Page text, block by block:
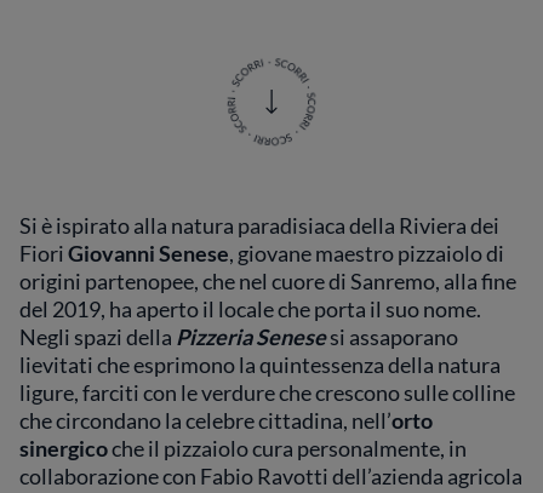
Si è ispirato alla natura paradisiaca della Riviera dei
FioriGiovanni Senese, giovane maestro pizzaiolo di
origini partenopee, che nel cuore di Sanremo, alla fine
del 2019, ha aperto il locale che porta il suo nome.
Negli spazi della Pizzeria Senesesi assaporano
lievitati che esprimono la quintessenza della natura
ligure, farciti con le verdure che crescono sulle colline
che circondano la celebre cittadina, nell’orto
sinergicoche il pizzaiolo cura personalmente, in
collaborazione con Fabio Ravottidell’azienda agricola